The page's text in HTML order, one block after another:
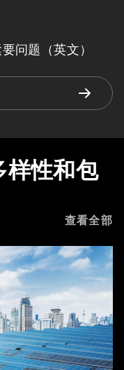
问题（英文）
样性和包
查看全部